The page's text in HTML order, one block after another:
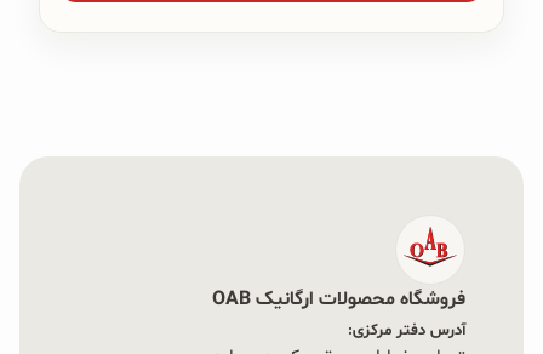
فروشگاه محصولات ارگانیک OAB
آدرس دفتر مرکزی: